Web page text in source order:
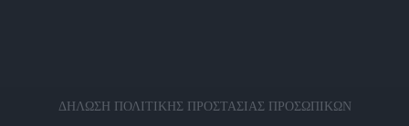
ΔΗΛΩΣΗ ΠΟΛΙΤΙΚΗΣ ΠΡΟΣΤΑΣΙΑΣ ΠΡΟΣΩΠΙΚΩΝ